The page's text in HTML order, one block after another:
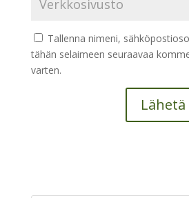
Tallenna nimeni,
tähän selaimeen seuraavaa
varten.